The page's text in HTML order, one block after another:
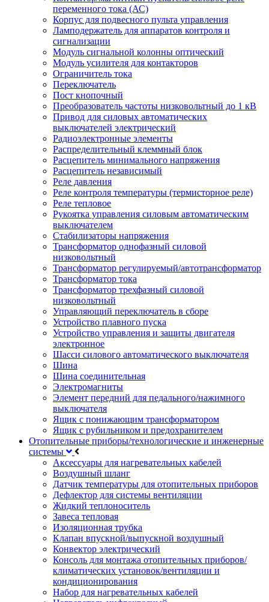
переменного тока (АС)
Корпус для подвесного пульта управления
Ламподержатель для аппаратов контроля и
сигнализации
Модуль сигнальной колонны оптический
Модуль усилителя для контакторов
Ограничитель тока
Переключатель
Пост кнопочный
Преобразователь частоты низковольтный до 1 кВ
Привод для силовых автоматических
выключателей электрический
Радиоэлектронные элементы
Распределительный клеммный блок
Расцепитель минимального напряжения
Расцепитель независимый
Реле давления
Реле контроля температуры (термисторное реле)
Реле тепловое
Рукоятка управления силовым автоматическим
выключателем
Стабилизаторы напряжения
Трансформатор однофазный силовой
низковольтный
Трансформатор регулируемый/автотрансформатор
Трансформатор тока
Трансформатор трехфазный силовой
низковольтный
Управляющий переключатель в сборе
Устройство плавного пуска
Устройство управления и защиты двигателя
электронное
Шасси силового автоматического выключателя
Шина
Шина соединительная
Электромагниты
Элемент передний для педального/нажимного
выключателя
Ящик с понижающим трансформатором
Ящик с рубильником и предохранителем
Отопительные приборы/технологические и инженерные
системы
Аксессуары для нагревательных кабелей
Воздушный шланг
Датчик температуры для отопительных приборов
Дефлектор для системы вентиляции
Жидкий теплоноситель
Завеса тепловая
Изоляционная трубка
Клапан впускной/выпускной воздушный
Конвектор электрический
Консоль для монтажа отопительных приборов/
климатических установок/вентиляции и
кондиционирования
Набор для нагревательных кабелей